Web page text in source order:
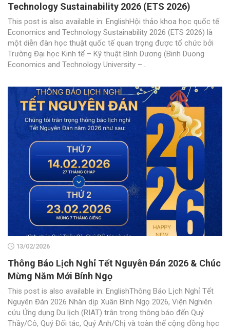
Technology Sustainability 2026 (ETS 2026)
This post is also available in: EnglishHội thảo khoa học quốc tế
Economics and Technology Sustainability 2026 (ETS 2026) là
một diễn đàn học thuật quốc tế quan trọng được tổ chức bởi
Trường Đại học Kinh tế – Kỹ thuật Bình Dương (Binh Duong
Economics and Technology University –...
13/02/2026
Thông Báo Lịch Nghỉ Tết Nguyên Đán 2026 & Chúc
Mừng Năm Mới Bính Ngọ
This post is also available in: EnglishThông Báo Lịch Nghỉ Tết
Nguyên Đán 2026 Nhân dịp Xuân Bính Ngọ 2026, Viện Nghiên
cứu Ứng dụng Du lịch (RIAT) trân trọng thông báo đến Quý
Thầy/Cô, Quý Đối tác, Quý Anh/Chị và toàn thể cộng đồng học